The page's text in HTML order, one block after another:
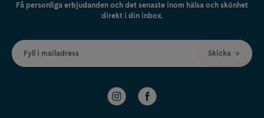
Få personliga erbjudanden och det senaste inom hälsa och skönhet
direkt i din inbox.
Fyll i mailadress Skicka